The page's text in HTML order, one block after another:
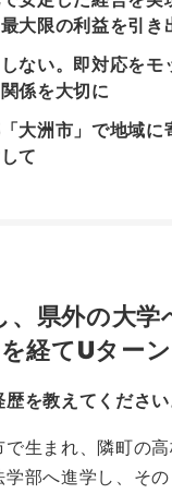
大限の利益を引き
ない。即対応をモ
係を大切に
大洲市」で地域に
て
、県外の大学
を経てUターン
を教えてください
生まれ、隣町の
学部へ進学し、そ